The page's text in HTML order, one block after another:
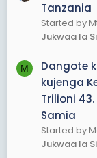
Tanzania
Started by
Jukwaa la
M
Dangote
kujenga
Trilioni
Samia
Started by
Jukwaa la